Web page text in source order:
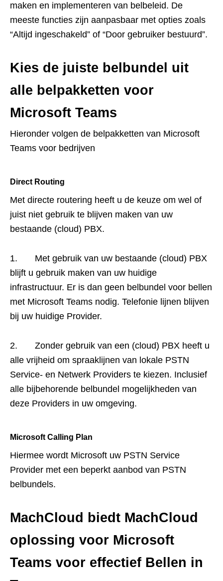
maken en implementeren van belbeleid. De
meeste functies zijn aanpasbaar met opties zoals
“Altijd ingeschakeld” of “Door gebruiker bestuurd”.
Kies de juiste belbundel uit
alle belpakketten voor
Microsoft Teams
Hieronder volgen de belpakketten van Microsoft
Teams voor bedrijven
Direct Routing
Met directe routering heeft u de keuze om wel of
juist niet gebruik te blijven maken van uw
bestaande (cloud) PBX.
1. Met gebruik van uw bestaande (cloud) PBX
blijft u gebruik maken van uw huidige
infrastructuur. Er is dan geen belbundel voor bellen
met Microsoft Teams nodig. Telefonie lijnen blijven
bij uw huidige Provider.
2. Zonder gebruik van een (cloud) PBX heeft u
alle vrijheid om spraaklijnen van lokale PSTN
Service- en Netwerk Providers te kiezen. Inclusief
alle bijbehorende belbundel mogelijkheden van
deze Providers in uw omgeving.
Microsoft Calling Plan
Hiermee wordt Microsoft uw PSTN Service
Provider met een beperkt aanbod van PSTN
belbundels.
MachCloud biedt MachCloud
oplossing voor Microsoft
Teams voor effectief Bellen in